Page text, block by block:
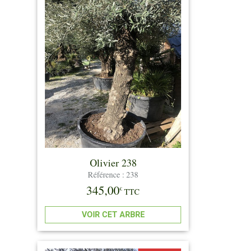
Olivier 238
Référence : 238
345,00€ TTC
VOIR CET ARBRE